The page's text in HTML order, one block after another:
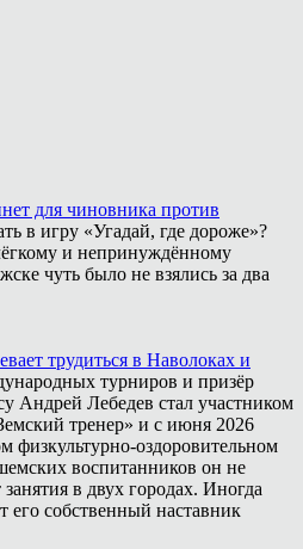
для чиновника против
в игру «Угадай, где дороже»?
и непринуждённому
чуть было не взялись за два
трудиться в Наволоках и
турниров и призёр
Андрей Лебедев стал участником
тренер» и с июня 2026
физкультурно-оздоровительном
воспитанников он не
в двух городах. Иногда
его собственный наставник